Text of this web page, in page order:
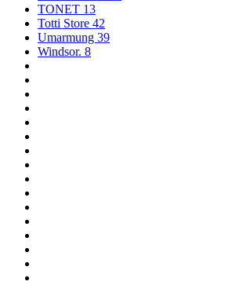
TONET 13
Totti Store 42
Umarmung 39
Windsor. 8